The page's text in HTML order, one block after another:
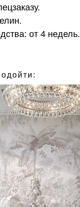
от 4 недель.